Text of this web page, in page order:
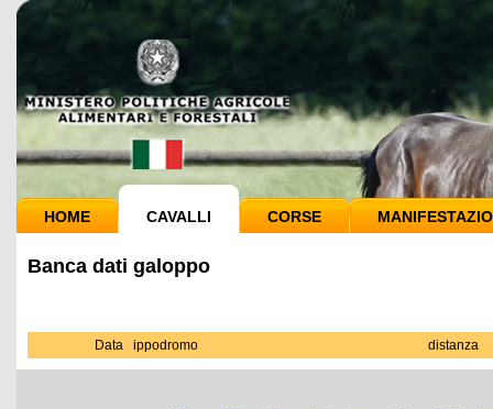
HOME CAVALLI CORSE
Banca dati galoppo
Data ippodromo distanza